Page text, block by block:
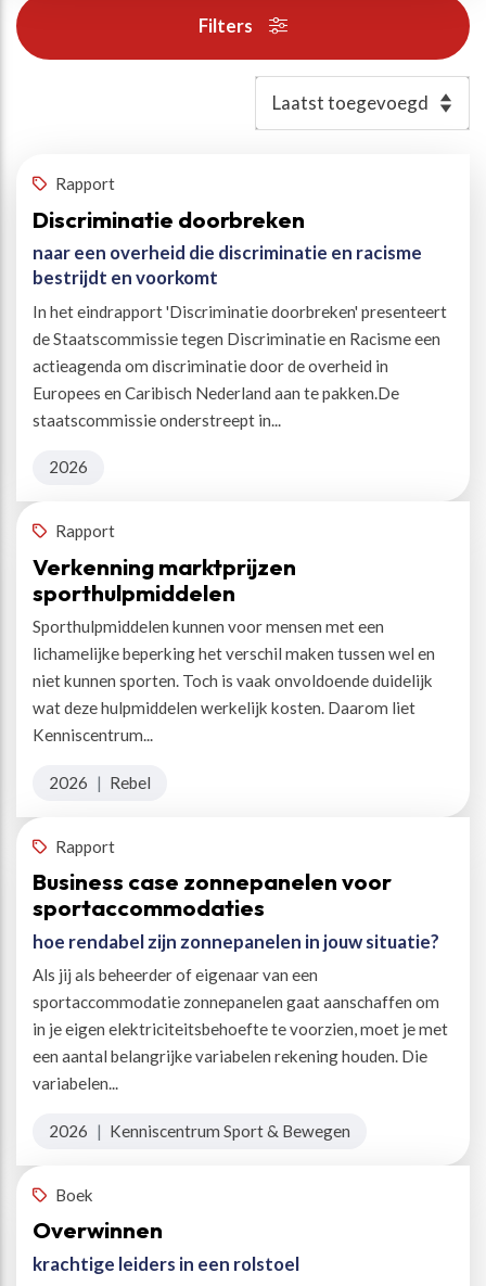
Filters
Rapport
Discriminatie doorbreken
naar een overheid die discriminatie en racisme
bestrijdt en voorkomt
In het eindrapport 'Discriminatie doorbreken' presenteert
de Staatscommissie tegen Discriminatie en Racisme een
actieagenda om discriminatie door de overheid in
Europees en Caribisch Nederland aan te pakken.De
staatscommissie onderstreept in...
2026
Rapport
Verkenning marktprijzen
sporthulpmiddelen
Sporthulpmiddelen kunnen voor mensen met een
lichamelijke beperking het verschil maken tussen wel en
niet kunnen sporten. Toch is vaak onvoldoende duidelijk
wat deze hulpmiddelen werkelijk kosten. Daarom liet
Kenniscentrum...
2026 | Rebel
Rapport
Business case zonnepanelen voor
sportaccommodaties
hoe rendabel zijn zonnepanelen in jouw situatie?
Als jij als beheerder of eigenaar van een
sportaccommodatie zonnepanelen gaat aanschaffen om
in je eigen elektriciteitsbehoefte te voorzien, moet je met
een aantal belangrijke variabelen rekening houden. Die
variabelen...
2026 | Kenniscentrum Sport & Bewegen
Boek
Overwinnen
krachtige leiders in een rolstoel